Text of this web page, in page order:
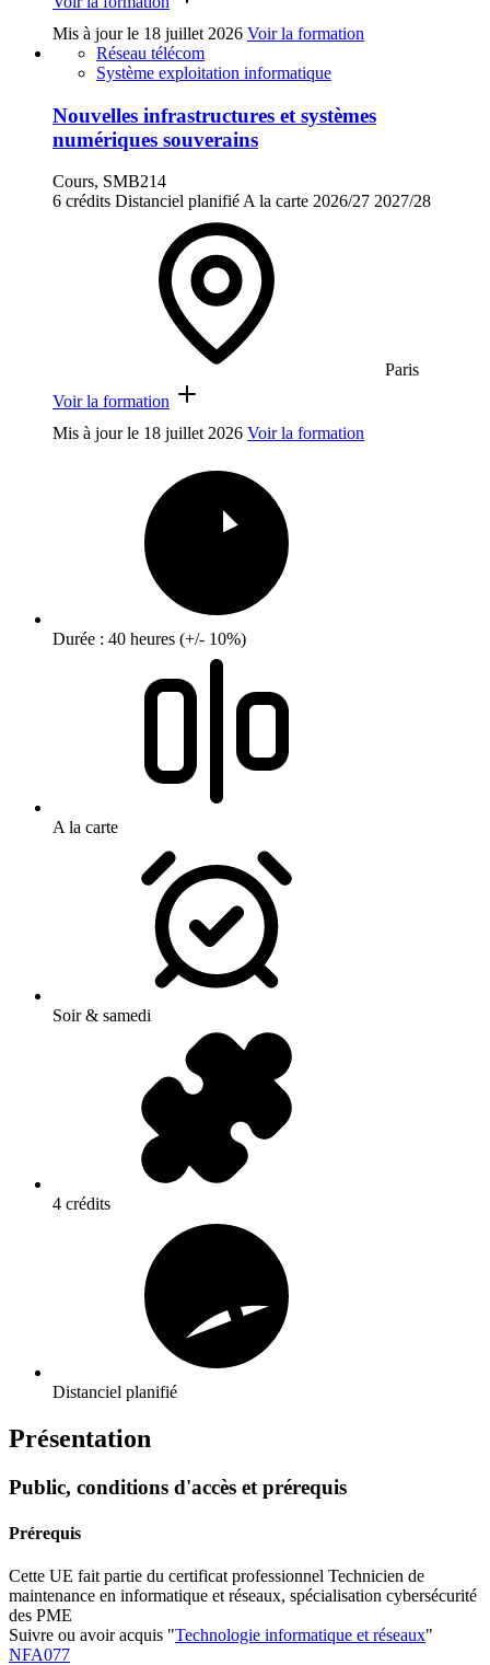
Mis à jour le 18 juillet 2026 Voir la formation
Réseau télécom
Système exploitation informatique
Nouvelles infrastructures et systèmes
numériques souverains
Cours, SMB214
6 crédits Distanciel planifiéA la carte 2026/27 2027/28
Paris
Voir la formation
Mis à jour le 18 juillet 2026 Voir la formation
Durée : 40 heures (+/- 10%)
A la carte
Soir & samedi
4 crédits
Distanciel planifié
Présentation
Public, conditions d'accès et prérequis
Prérequis
Cette UE fait partie du certificat professionnel Technicien de
maintenance en informatique et réseaux, spécialisation cybersécurité
des PME
Suivre ou avoir acquis "Technologie informatique et réseaux"
NFA077